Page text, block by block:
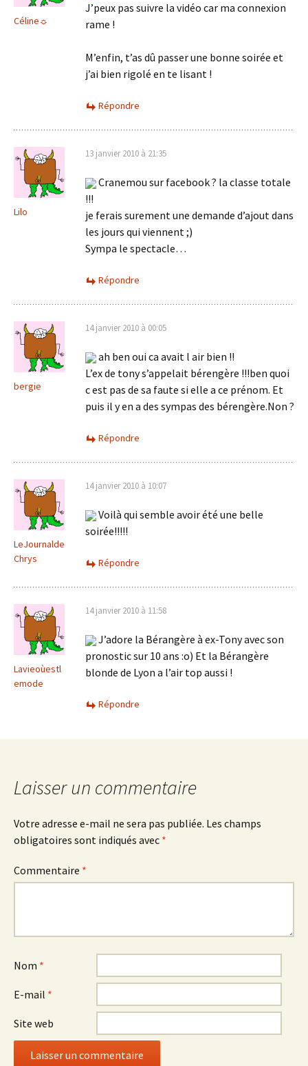
Céline☼
J’peux pas suivre la vidéo car ma connexion
rame !
M’enfin, t’as dû passer une bonne soirée et
j’ai bien rigolé en te lisant !
Répondre
Lilo
13 janvier 2010 à 21:35
Cranemou sur facebook ? la classe totale
!!!
je ferais surement une demande d’ajout dans
les jours qui viennent ;)
Sympa le spectacle…
Répondre
bergie
14 janvier 2010 à 00:05
ah ben oui ca avait l air bien !!
L’ex de tony s’appelait bérengère !!!ben quoi
c est pas de sa faute si elle a ce prénom. Et
puis il y en a des sympas des bérengère.Non ?
Répondre
LeJournalde
Chrys
14 janvier 2010 à 10:07
Voilà qui semble avoir été une belle
soirée!!!!!
Répondre
Lavieoùestl
emode
14 janvier 2010 à 11:58
J’adore la Bérangère à ex-Tony avec son
pronostic sur 10 ans :o) Et la Bérangère
blonde de Lyon a l’air top aussi !
Répondre
Laisser un commentaire
Votre adresse e-mail ne sera pas publiée. Les champs
obligatoires sont indiqués avec *
Commentaire *
Nom *
E-mail *
Site web